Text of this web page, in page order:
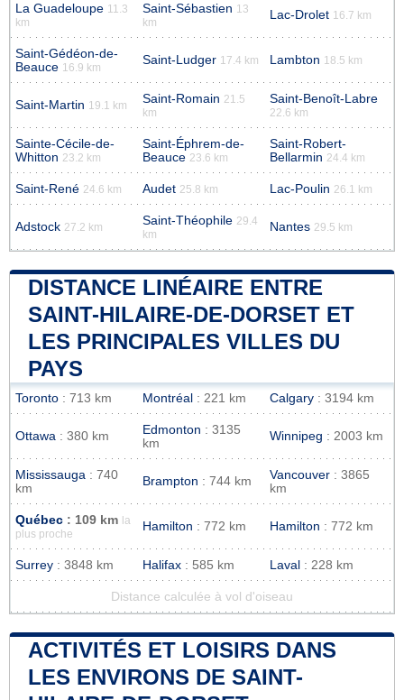
La Guadeloupe 11.3
km
Saint-Sébastien 13
km
Lac-Drolet 16.7 km
Saint-Gédéon-de-
Beauce 16.9 km
Saint-Ludger 17.4 km Lambton 18.5 km
Saint-Martin 19.1 km Saint-Romain 21.5
km
Saint-Benoît-Labre
22.6 km
Sainte-Cécile-de-
Whitton 23.2 km
Saint-Éphrem-de-
Beauce 23.6 km
Saint-Robert-
Bellarmin 24.4 km
Saint-René 24.6 km Audet 25.8 km Lac-Poulin 26.1 km
Adstock 27.2 km Saint-Théophile 29.4
km
Nantes 29.5 km
DISTANCE LINÉAIRE ENTRE
SAINT-HILAIRE-DE-DORSET ET
LES PRINCIPALES VILLES DU
PAYS
Toronto : 713 km Montréal : 221 km Calgary : 3194 km
Ottawa : 380 km Edmonton : 3135
km
Winnipeg : 2003 km
Mississauga : 740
km
Brampton : 744 km Vancouver : 3865
km
Québec : 109 km
la
plus proche
Hamilton : 772 km Hamilton : 772 km
Surrey : 3848 km Halifax : 585 km Laval : 228 km
Distance calculée à vol d'oiseau
ACTIVITÉS ET LOISIRS DANS
LES ENVIRONS DE SAINT-